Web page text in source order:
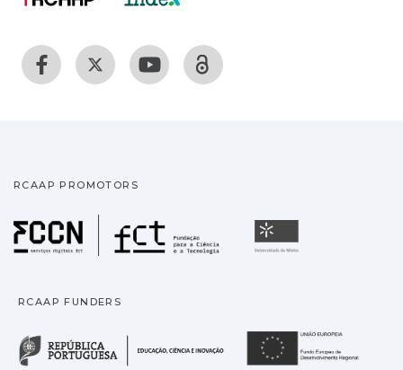
RCAAP PROMOTORS
Fundação para a
RCAAP FUNDERS
República Portuguesa